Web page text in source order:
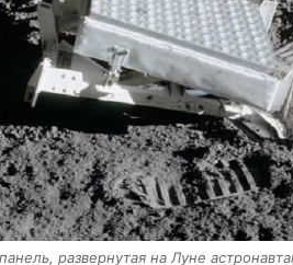
развернутая на Луне